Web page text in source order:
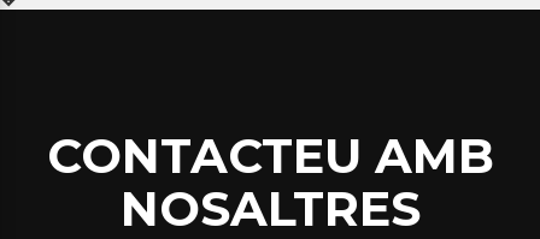
CONTACTEU AMB
NOSALTRES